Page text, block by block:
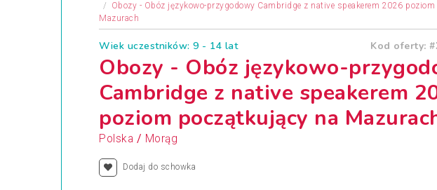
Obozy - Obóz językowo-przygodowy Cambridge z native speakerem 2026
Mazurach
Wiek uczestników: 9 - 14 lat Kod oferty:
Obozy - Obóz językowo-
Cambridge z native speakerem
poziom początkujący na
Polska / Morąg
Dodaj do schowka